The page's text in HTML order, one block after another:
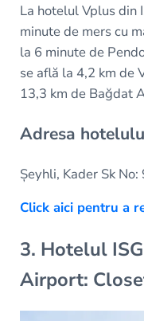
La hotelul Vplus din
minute de mers cu
la 6 minute de
se află la 4,2 km de
13,3 km de Bağdat
Adresa
Șeyhli, Kader Sk
Click aici pentru a
3. Hotelul
Airport: